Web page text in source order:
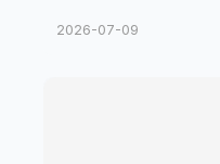
2026-07-09